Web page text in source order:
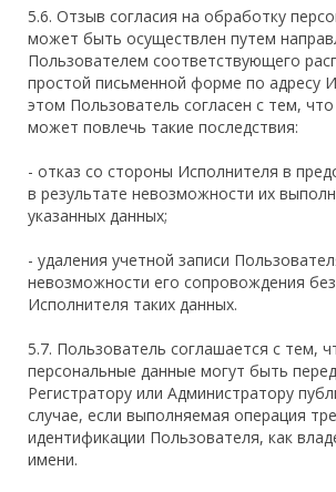
5.6. Отзыв согласия на обработку
может быть осуществлен путем
Пользователем соответствующего
простой письменной форме по адресу
этом Пользователь согласен с тем,
может повлечь такие последствия:
- отказ со стороны Исполнителя в
в результате невозможности их
указанных данных;
- удаления учетной записи
невозможности его сопровождения
Исполнителя таких данных.
5.7. Пользователь соглашается с тем,
персональные данные могут быть
Регистратору или Администратору
случае, если выполняемая операция
идентификации Пользователя, как
имени.